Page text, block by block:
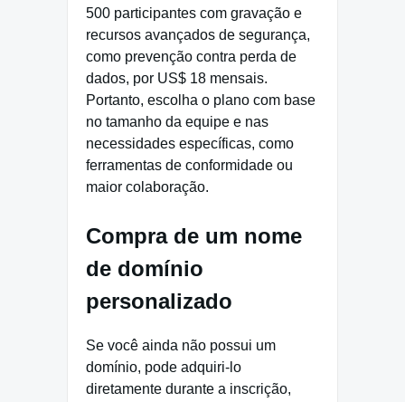
500 participantes com gravação e
recursos avançados de segurança,
como prevenção contra perda de
dados, por US$ 18 mensais.
Portanto, escolha o plano com base
no tamanho da equipe e nas
necessidades específicas, como
ferramentas de conformidade ou
maior colaboração.
Compra de um nome
de domínio
personalizado
Se você ainda não possui um
domínio, pode adquiri-lo
diretamente durante a inscrição,